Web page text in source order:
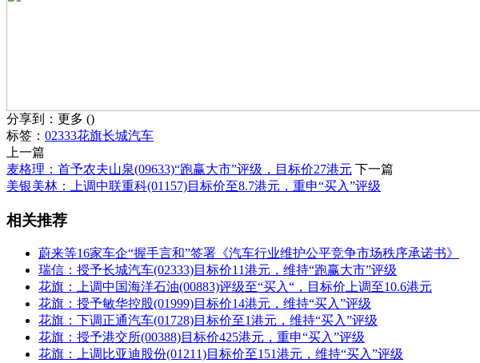
分享到： 更多 ()
标签： 02333花旗长城汽车
上一篇
麦格理：首予农夫山泉(09633)“跑赢大市”评级，目标价27港元 下一篇
美银美林：上调中联重科(01157)目标价至8.7港元，重申“买入”评级
相关推荐
蔚来等16家车企“握手言和”签署《汽车行业维护公平竞争市场秩序承诺书》
瑞信：授予长城汽车(02333)目标价11港元，维持“跑赢大市”评级
花旗：上调中国海洋石油(00883)评级至“买入“，目标价上调至10.6港元
花旗：授予敏华控股(01999)目标价14港元，维持“买入”评级
花旗：下调正通汽车(01728)目标价至1港元，维持“买入”评级
花旗：授予港交所(00388)目标价425港元，重申“买入”评级
花旗：上调比亚迪股份(01211)目标价至151港元，维持“买入”评级